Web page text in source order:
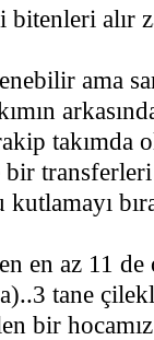
alır
ama
bir
en az 11 de
tane
bir